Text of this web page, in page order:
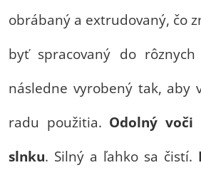
obrábaný a extrudovaný, čo
byť spracovaný do
následne vyrobený tak, aby
radu použitia. Odolný voči
slnku. Silný a ľahko sa čistí.